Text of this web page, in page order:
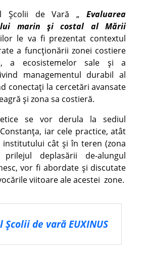
Școlii de Vară „ Evaluarea
marin și costal
al Mării
le va fi prezentat contextul
a funcționării zonei costiere
a ecosistemelor sale și a
managementul durabil al
conectați la cercetări avansate
și zona sa costieră.
se vor derula la sediul
iar cele practice, atât
cât și în teren (zona
deplasării de-alungul
vor fi abordate și discutate
viitoare ale acestei zone.
Școlii de vară EUXINUS